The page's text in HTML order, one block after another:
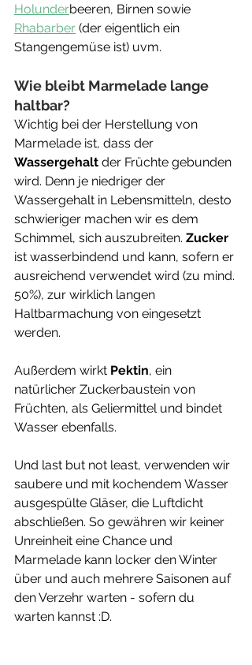
Holunderbeeren, Birnen sowie
Rhabarber (der eigentlich ein
Stangengemüse ist) uvm.
Wie bleibt Marmelade lange
haltbar?
Wichtig bei der Herstellung von
Marmelade ist, dass der
Wassergehalt der Früchte gebunden
wird. Denn je niedriger der
Wassergehalt in Lebensmitteln, desto
schwieriger machen wir es dem
Schimmel, sich auszubreiten. Zucker
ist wasserbindend und kann, sofern er
ausreichend verwendet wird (zu mind.
50%), zur wirklich langen
Haltbarmachung von eingesetzt
werden.
Außerdem wirkt Pektin, ein
natürlicher Zuckerbaustein von
Früchten, als Geliermittel und bindet
Wasser ebenfalls.
Und last but not least, verwenden wir
saubere und mit kochendem Wasser
ausgespülte Gläser, die Luftdicht
abschließen. So gewähren wir keiner
Unreinheit eine Chance und
Marmelade kann locker den Winter
über und auch mehrere Saisonen auf
den Verzehr warten - sofern du
warten kannst :D.